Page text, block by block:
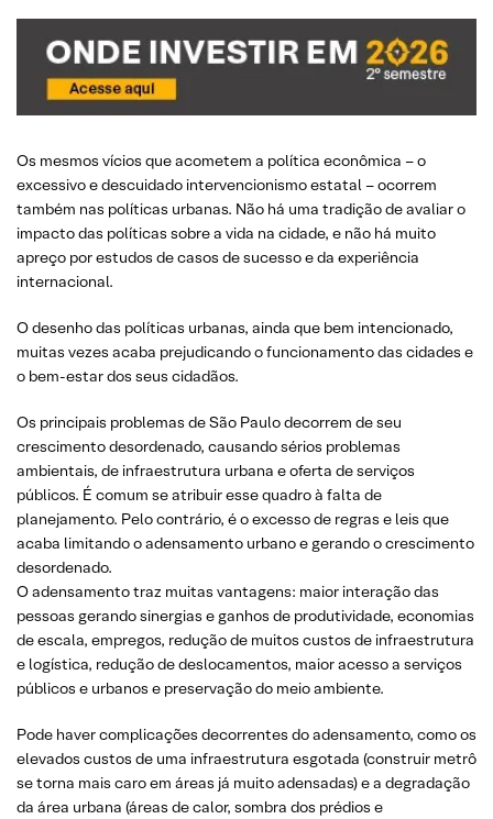
Os mesmos vícios que acometem a política econômica – o
excessivo e descuidado intervencionismo estatal – ocorrem
também nas políticas urbanas. Não há uma tradição de avaliar o
impacto das políticas sobre a vida na cidade, e não há muito
apreço por estudos de casos de sucesso e da experiência
internacional.
O desenho das políticas urbanas, ainda que bem intencionado,
muitas vezes acaba prejudicando o funcionamento das cidades e
o bem-estar dos seus cidadãos.
Os principais problemas de São Paulo decorrem de seu
crescimento desordenado, causando sérios problemas
ambientais, de infraestrutura urbana e oferta de serviços
públicos. É comum se atribuir esse quadro à falta de
planejamento. Pelo contrário, é o excesso de regras e leis que
acaba limitando o adensamento urbano e gerando o crescimento
desordenado.
O adensamento traz muitas vantagens: maior interação das
pessoas gerando sinergias e ganhos de produtividade, economias
de escala, empregos, redução de muitos custos de infraestrutura
e logística, redução de deslocamentos, maior acesso a serviços
públicos e urbanos e preservação do meio ambiente.
Pode haver complicações decorrentes do adensamento, como os
elevados custos de uma infraestrutura esgotada (construir metrô
se torna mais caro em áreas já muito adensadas) e a degradação
da área urbana (áreas de calor, sombra dos prédios e